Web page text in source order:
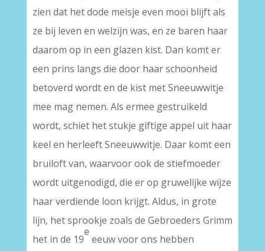
zien dat het dode meisje even mooi blijft als
ze bij leven en welzijn was, en ze baren haar
daarom op in een glazen kist. Dan komt er
een prins langs die door haar schoonheid
betoverd wordt en de kist met Sneeuwwitje
mee mag nemen. Als ermee gestruikeld
wordt, schiet het stukje giftige appel uit haar
keel en herleeft Sneeuwwitje. Daar komt een
bruiloft van, waarvoor ook de stiefmoeder
wordt uitgenodigd, die er op gruwelijke wijze
haar verdiende loon krijgt. Aldus, in grote
lijn, het sprookje zoals de Gebroeders Grimm
het in de 19
e
eeuw voor ons hebben